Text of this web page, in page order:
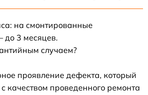
на смонтированные
3 месяцев.
случаем?
проявление дефекта, который
качеством проведенного ремонта